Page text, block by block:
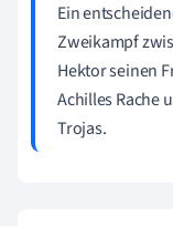
Ein
Zweikampf
Hektor seinen
Achilles Rache
Trojas.